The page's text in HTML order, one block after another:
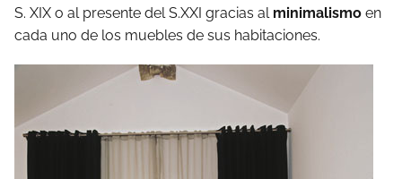
S. XIX o al presente del S.XXI gracias al minimalismo en
cada uno de los muebles de sus habitaciones.